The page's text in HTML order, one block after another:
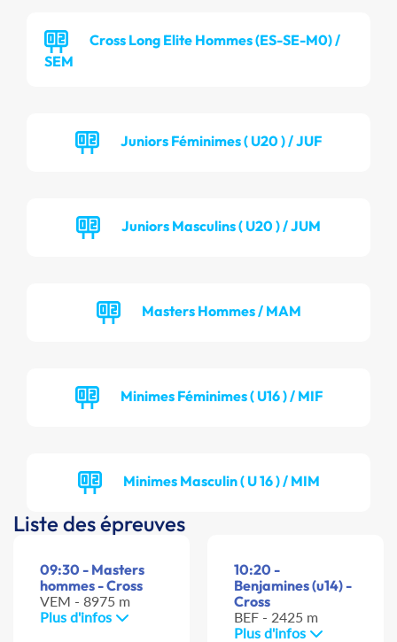
Cross Long Elite Hommes (ES-SE-M0) /
SEM
Juniors Féminimes ( U20 ) / JUF
Juniors Masculins ( U20 ) / JUM
Masters Hommes / MAM
Minimes Féminimes ( U16 ) / MIF
Minimes Masculin ( U 16 ) / MIM
Liste des épreuves
09:30 - Masters
hommes - Cross
VEM - 8975 m
Plus d'infos
10:20 -
Benjamines (u14) -
Cross
BEF - 2425 m
Plus d'infos